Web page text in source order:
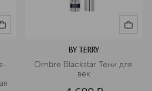
BY TERRY
Ombre Blackstar Тени для
век